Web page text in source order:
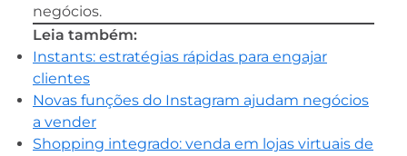
negócios.
Leia também:
Instants: estratégias rápidas para engajar
clientes
Novas funções do Instagram ajudam negócios
a vender
Shopping integrado: venda em lojas virtuais de